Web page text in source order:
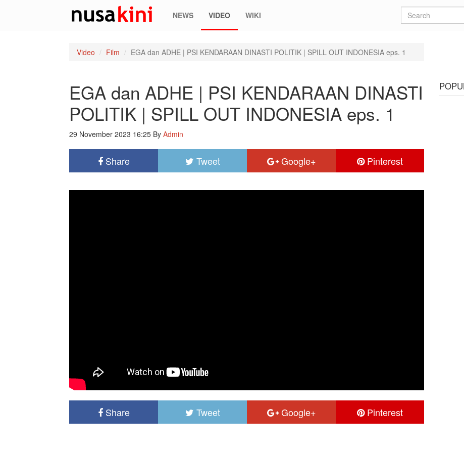
NEWS VIDEO WIKI
Video Film EGA dan ADHE | PSI KENDARAAN DINASTI POLITIK | SPILL OUT INDONESIA eps. 1
EGA dan ADHE | PSI KENDARAAN DINASTI
POLITIK | SPILL OUT INDONESIA eps. 1
29 November 2023 16:25 By Admin
Share Tweet Google+ Pinterest
Share Tweet Google+ Pinterest